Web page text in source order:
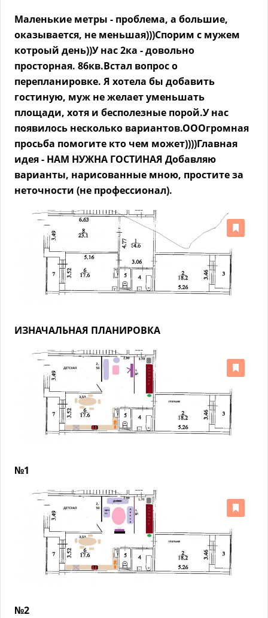
Маленькие метры - проблема, а большие,
оказывается, не меньшая)))Спорим с мужем
котроый день))У нас 2ка - довольно
просторная. 86кв.Встал вопрос о
перепланировке. Я хотела бы добавить
гостиную, муж не желает уменьшать
площади, хотя и бесполезные порой.У нас
появилось несколько вариантов.ОООгромная
просьба помогите кто чем может))))Главная
идея - НАМ НУЖНА ГОСТИНАЯ Добавляю
варианты, нарисованные мною, простите за
неточности (не профессионал).
ИЗНАЧАЛЬНАЯ ПЛАНИРОВКА
№1
№2